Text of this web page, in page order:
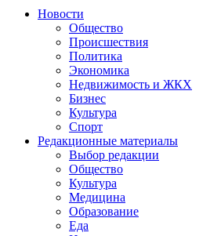
Новости
Общество
Происшествия
Политика
Экономика
Недвижимость и ЖКХ
Бизнес
Культура
Спорт
Редакционные материалы
Выбор редакции
Общество
Культура
Медицина
Образование
Еда